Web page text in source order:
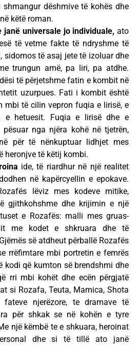
dëshmive të kohës dhe
këtë roman.
universale jo individuale, ato
të vetme fakte të ndryshme të
sidomos të asaj jete të izoluar dhe
trungun amë, pa liri, pa atdhe.
të përjetshme fatin e kombit në
uzurpues. Fati i kombit është
mbi të cilin vepron fuqia e lirisë, e
e hetuesit. Fuqia e lirisë dhe e
nga njëra kohë në tjetrën,
për të nënkuptuar lidhjet mes
heronjve të këtij kombi.
ide, të riardhur në një realitet
në kapërcyellin e epokave.
lëviz mes kodeve mitike,
gjithkohshme dhe krijimin e një
e Rozafës: malli mes gruas-
me kodet e shkruara dhe të
së atdheut përballë Rozafës
rrëfimtare mbi portretin e femrës
kodi që kumton së brendshmi dhe
rri mbi kohët dhe ecën përgjatë
si Rozafa, Teuta, Mamica, Shota
njerëzore, te dramave të
për shkak se në kohën e tyre
një këmbë te e shkuara, heroinat
dhe si të tillë ato janë